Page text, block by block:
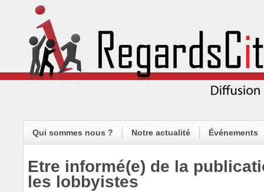
Qui sommes nous ? Notre actualité Événements
Etre informé(e) de la
les lobbyistes